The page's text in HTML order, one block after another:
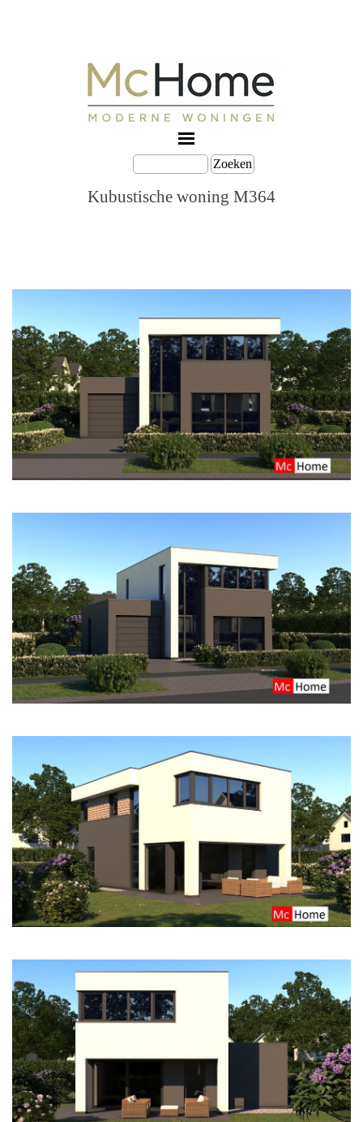
Zoeken
Kubustische woning M364